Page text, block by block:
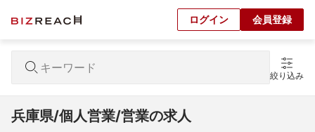
ログイン 会員登録
絞り込み
兵庫県/個人営業/営業の求人